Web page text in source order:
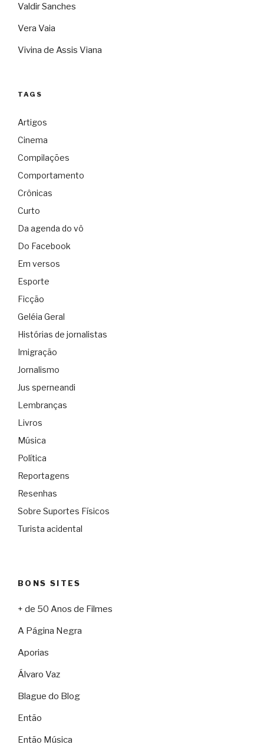
Valdir Sanches
Vera Vaia
Vivina de Assis Viana
TAGS
Artigos
Cinema
Compilações
Comportamento
Crônicas
Curto
Da agenda do vô
Do Facebook
Em versos
Esporte
Ficção
Geléia Geral
Histórias de jornalistas
Imigração
Jornalismo
Jus sperneandi
Lembranças
Livros
Música
Política
Reportagens
Resenhas
Sobre Suportes Físicos
Turista acidental
BONS SITES
+ de 50 Anos de Filmes
A Página Negra
Aporias
Álvaro Vaz
Blague do Blog
Então
Então Música